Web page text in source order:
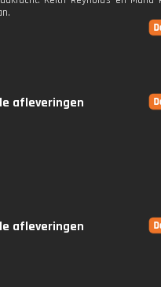
afleveringen
afleveringen